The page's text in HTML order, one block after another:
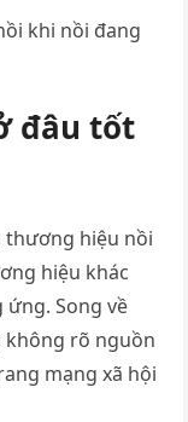
khi nồi đang
đâu tốt
thương hiệu nồi
hiệu khác
Song về
không rõ nguồn
mạng xã hội